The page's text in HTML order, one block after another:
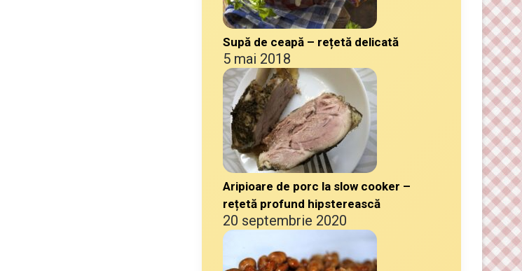
Supă de ceapă – rețetă delicată
5 mai 2018
Aripioare de porc la slow cooker –
rețetă profund hipsterească
20 septembrie 2020